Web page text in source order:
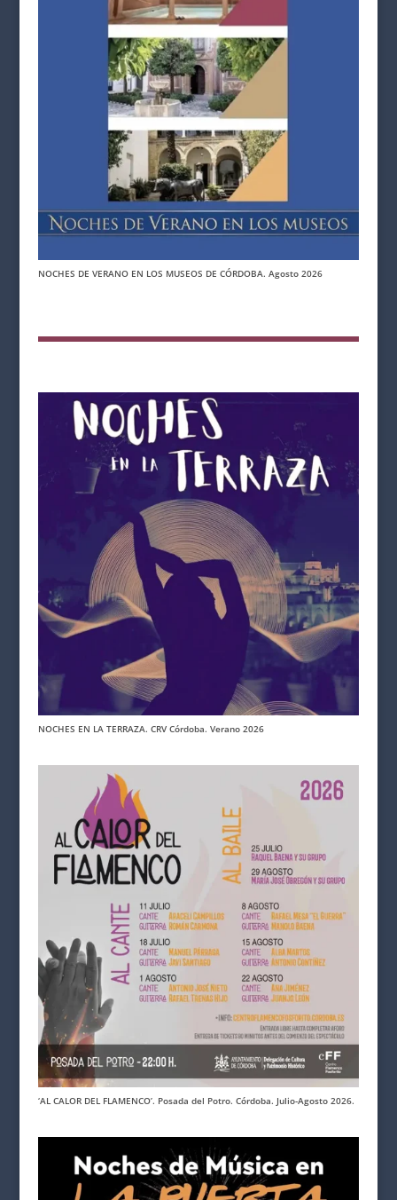
NOCHES DE VERANO EN LOS MUSEOS DE CÓRDOBA. Agosto 2026
NOCHES EN LA TERRAZA. CRV Córdoba. Verano 2026
‘AL CALOR DEL FLAMENCO’. Posada del Potro. Córdoba. Julio-Agosto 2026.